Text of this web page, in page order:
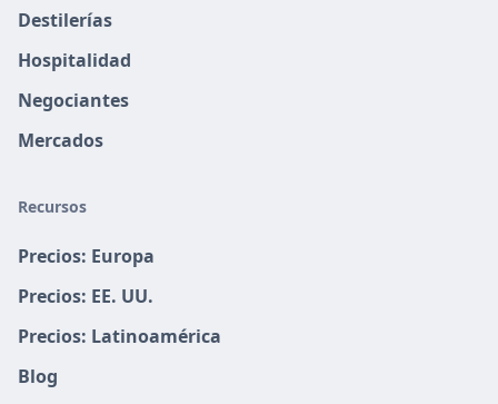
Destilerías
Hospitalidad
Negociantes
Mercados
Recursos
Precios: Europa
Precios: EE. UU.
Precios: Latinoamérica
Blog